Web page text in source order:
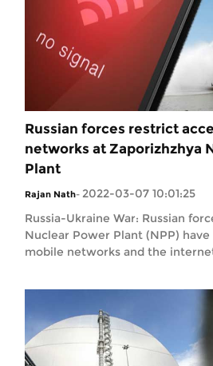
Russian forces restrict
networks at Zaporizhzhya
Plant
Rajan Nath- 2022-03-07 10:01:25
Russia-Ukraine War: Russian
Nuclear Power Plant (NPP)
mobile networks and the